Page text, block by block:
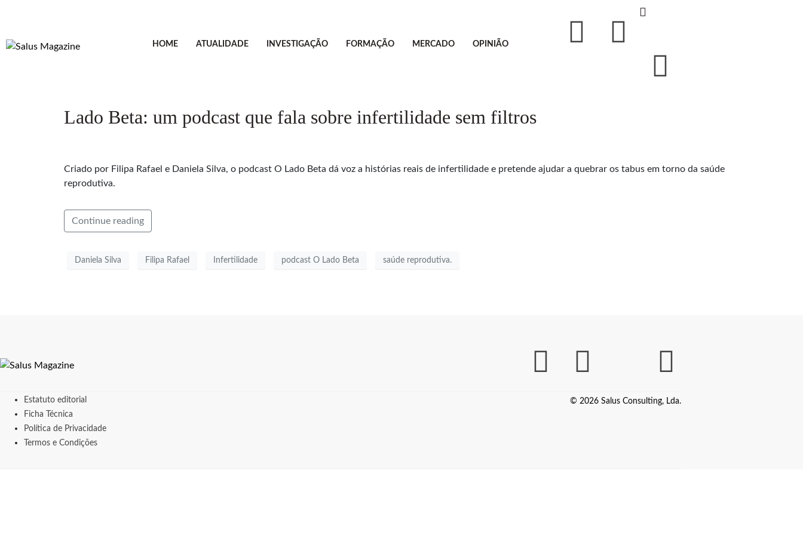
HOME ATUALIDADE INVESTIGAÇÃO FORMAÇÃO MERCADO OPINIÃO
Lado Beta: um podcast que fala sobre infertilidade sem filtros
Criado por Filipa Rafael e Daniela Silva, o podcast O Lado Beta dá voz a histórias reais de infertilidade e pretende ajudar a quebrar os tabus em torno da saúde
reprodutiva.
Continue reading
Daniela Silva Filipa Rafael Infertilidade podcast O Lado Beta saúde reprodutiva.
Estatuto editorial
Ficha Técnica
Política de Privacidade
Termos e Condições
© 2026 Salus Consulting, Lda.